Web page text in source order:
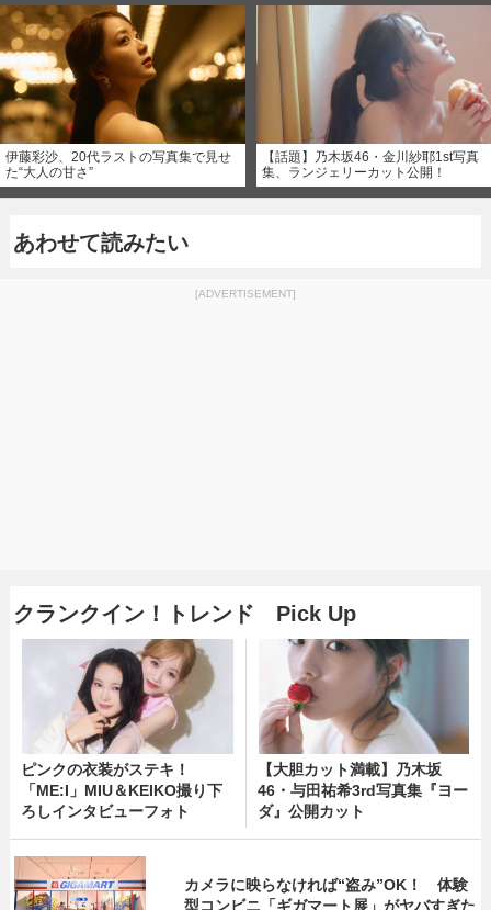
伊藤彩沙、20代ラストの写真集で見せ
た“大人の甘さ”
【話題】乃木坂46・金川紗耶1st写真
集、ランジェリーカット公開！
あわせて読みたい
[ADVERTISEMENT]
クランクイン！トレンド Pick Up
ピンクの衣装がステキ！
「ME:I」MIU＆KEIKO撮り下
ろしインタビューフォト
【大胆カット満載】乃木坂
46・与田祐希3rd写真集『ヨー
ダ』公開カット
カメラに映らなければ“盗み”OK！ 体験
型コンビニ「ギガマート展」がヤバすぎた